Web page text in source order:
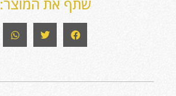
שתף את המוצר: